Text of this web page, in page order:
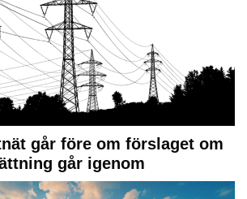
går före om förslaget om
går igenom